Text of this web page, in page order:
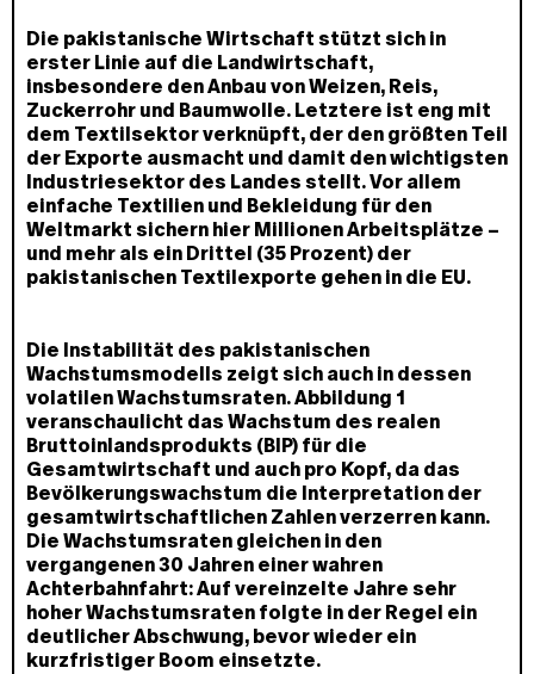
Die pakistanische Wirtschaft stützt sich in
erster Linie auf die Landwirtschaft,
insbesondere den Anbau von Weizen, Reis,
Zuckerrohr und Baumwolle. Letztere ist eng mit
dem Textilsektor verknüpft, der den größten Teil
der Exporte ausmacht und damit den wichtigsten
Industriesektor des Landes stellt. Vor allem
einfache Textilien und Bekleidung für den
Weltmarkt sichern hier Millionen Arbeitsplätze –
und mehr als ein Drittel (35 Prozent) der
pakistanischen Textilexporte gehen in die EU.
Die Instabilität des pakistanischen
Wachstumsmodells zeigt sich auch in dessen
volatilen Wachstumsraten. Abbildung 1
veranschaulicht das Wachstum des realen
Bruttoinlandsprodukts (BIP) für die
Gesamtwirtschaft und auch pro Kopf, da das
Bevölkerungswachstum die Interpretation der
gesamtwirtschaftlichen Zahlen verzerren kann.
Die Wachstumsraten gleichen in den
vergangenen 30 Jahren einer wahren
Achterbahnfahrt: Auf vereinzelte Jahre sehr
hoher Wachstumsraten folgte in der Regel ein
deutlicher Abschwung, bevor wieder ein
kurzfristiger Boom einsetzte.